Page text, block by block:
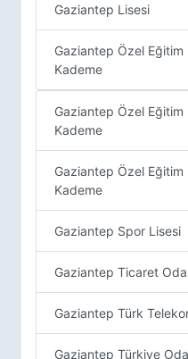
Gaziantep Lisesi
Gaziantep Özel
Kademe
Gaziantep Özel
Kademe
Gaziantep Özel
Kademe
Gaziantep Spor Lisesi
Gaziantep Ticaret
Gaziantep Türk
Gaziantep Türkiye